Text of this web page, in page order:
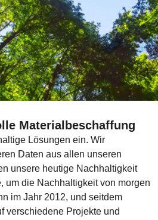
Materialbeschaffung
Lösungen ein. Wir
Daten aus allen unseren
unsere heutige Nachhaltigkeit
um die Nachhaltigkeit von morgen
im Jahr 2012, und seitdem
verschiedene Projekte und